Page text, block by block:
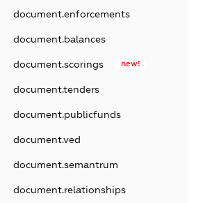
document.enforcements
document.balances
document.scorings new!
document.tenders
document.publicfunds
document.ved
document.semantrum
document.relationships